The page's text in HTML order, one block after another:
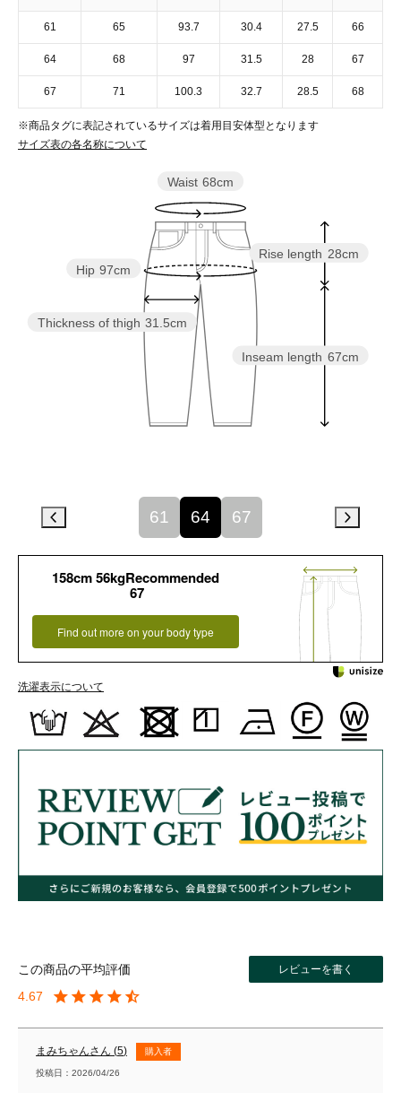
61 65 93.7 30.4 27.5 66
64 68 97 31.5 28 67
67 71 100.3 32.7 28.5 68
※商品タグに表記されているサイズは着用目安体型となります
サイズ表の各名称について
Inseam length 67cm
Rise length 28cm
Thickness of thigh 31.5cm
Hip 97cm
Waist 68cm
61 64 67
158cm 56kgRecommended
67
Find out more on your body type
洗濯表示について
4.67
まみちゃん 5 購入者
投稿日 2026/04/26
レビューを書く